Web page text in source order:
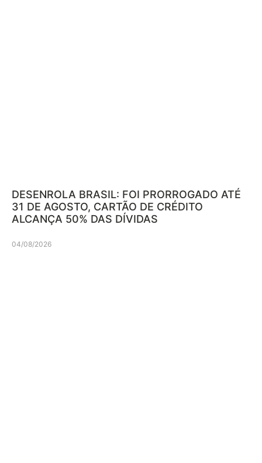
DESENROLA BRASIL: FOI PRORROGADO ATÉ
31 DE AGOSTO, CARTÃO DE CRÉDITO
ALCANÇA 50% DAS DÍVIDAS
04/08/2026